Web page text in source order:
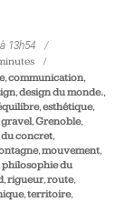
13h54
,communication,
,design du monde.,
,esthétique,
gravel,Grenoble,
concret,
,mouvement,
philosophie du
,rigueur,route,
,territoire,